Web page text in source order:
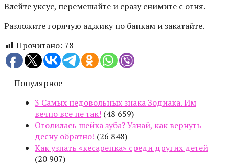
Влейте уксус, перемешайте и сразу снимите с огня.
Разложите горячую аджику по банкам и закатайте.
Прочитано: 78
Популярное
3 Самых недовольных знака Зодиака. Им
вечно все не так! (48 659)
Оголилась шейка зуба? Узнай, как вернуть
десну обратно! (26 848)
Как узнать «кесаренка» среди других детей
(20 907)